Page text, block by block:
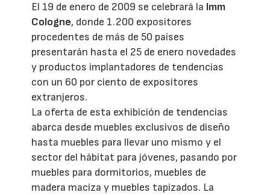
El 19 de enero de 2009 se celebrará la Imm
Cologne, donde 1.200 expositores
procedentes de más de 50 países
presentarán hasta el 25 de enero novedades
y productos implantadores de tendencias
con un 60 por ciento de expositores
extranjeros.
La oferta de esta exhibición de tendencias
abarca desde muebles exclusivos de diseño
hasta muebles para llevar uno mismo y el
sector del hábitat para jóvenes, pasando por
muebles para dormitorios, muebles de
madera maciza y muebles tapizados. La